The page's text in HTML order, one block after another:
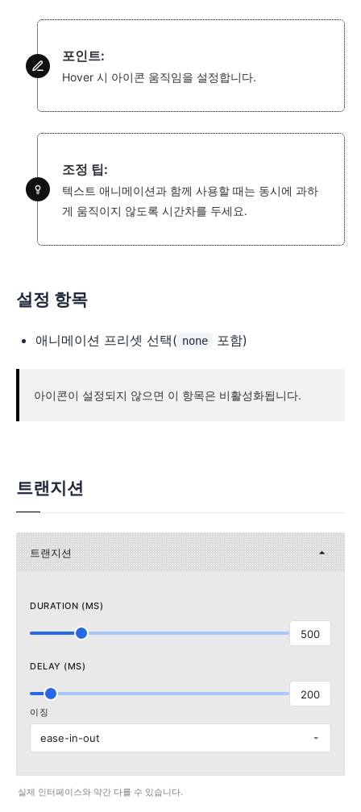
포인트:
Hover 시 아이콘 움직임을 설정합니다.
조정 팁:
텍스트 애니메이션과 함께 사용할 때는 동시에 과하
게 움직이지 않도록 시간차를 두세요.
설정 항목
애니메이션 프리셋 선택( none 포함)
아이콘이 설정되지 않으면 이 항목은 비활성화됩니다.
트랜지션
트랜지션
DURATION (MS)
500
DELAY (MS)
200
이징
ease-in-out
실제 인터페이스와 약간 다를 수 있습니다.